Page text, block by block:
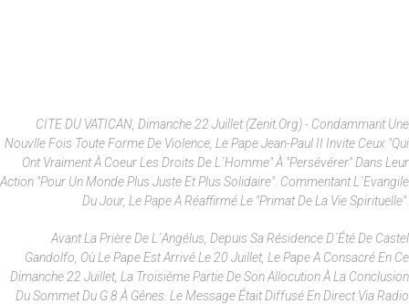
CITE DU VATICAN, Dimanche 22 Juillet (Zenit.org) - Condammant Une
Nouvlle Fois Toute Forme De Violence, Le Pape Jean-Paul II Invite Ceux "qui
Ont Vraiment À Coeur Les Droits De L´homme" À "persévérer" Dans Leur
Action "pour Un Monde Plus Juste Et Plus Solidaire". Commentant L´Evangile
Du Jour, Le Pape A Réaffirmé Le "primat De La Vie Spirituelle".
Avant La Prière De L´angélus, Depuis Sa Résidence D´été De Castel
Gandolfo, Où Le Pape Est Arrivé Le 20 Juillet, Le Pape A Consacré En Ce
Dimanche 22 Juillet, La Troisième Partie De Son Allocution À La Conclusion
Du Sommet Du G 8 À Gênes. Le Message Était Diffusé En Direct Via Radio